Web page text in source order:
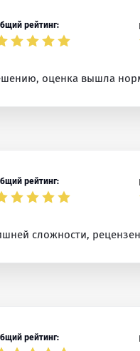
рейтинг:
оценка вышла
рейтинг:
сложности,
рейтинг: